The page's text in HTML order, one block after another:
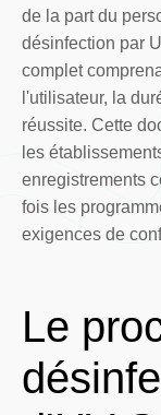
de la part du
désinfection par
complet
l'utilisateur, la
réussite. Cette
les
enregistrements
fois les
exigences de
Le